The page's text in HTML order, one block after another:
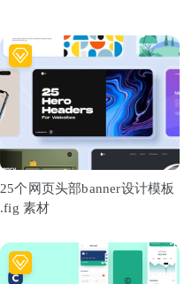
25个网页头部banner设计模板
.fig 素材